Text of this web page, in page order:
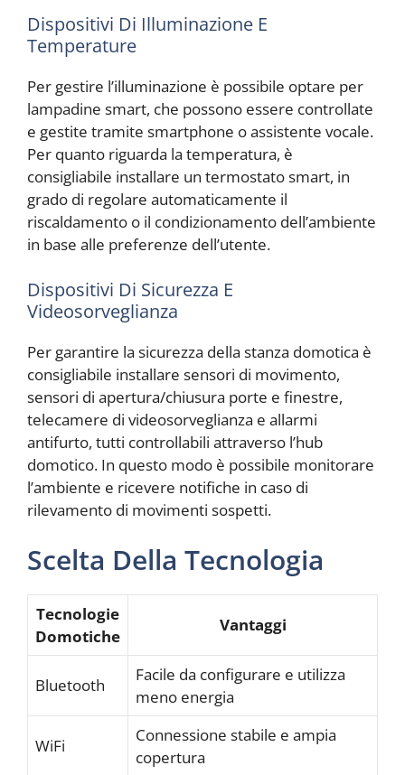
Dispositivi Di Illuminazione E
Temperature
Per gestire l’illuminazione è possibile optare per
lampadine smart, che possono essere controllate
e gestite tramite smartphone o assistente vocale.
Per quanto riguarda la temperatura, è
consigliabile installare un termostato smart, in
grado di regolare automaticamente il
riscaldamento o il condizionamento dell’ambiente
in base alle preferenze dell’utente.
Dispositivi Di Sicurezza E
Videosorveglianza
Per garantire la sicurezza della stanza domotica è
consigliabile installare sensori di movimento,
sensori di apertura/chiusura porte e finestre,
telecamere di videosorveglianza e allarmi
antifurto, tutti controllabili attraverso l’hub
domotico. In questo modo è possibile monitorare
l’ambiente e ricevere notifiche in caso di
rilevamento di movimenti sospetti.
Scelta Della Tecnologia
Tecnologie
Domotiche
Vantaggi
Bluetooth
Facile da configurare e utilizza
meno energia
WiFi
Connessione stabile e ampia
copertura